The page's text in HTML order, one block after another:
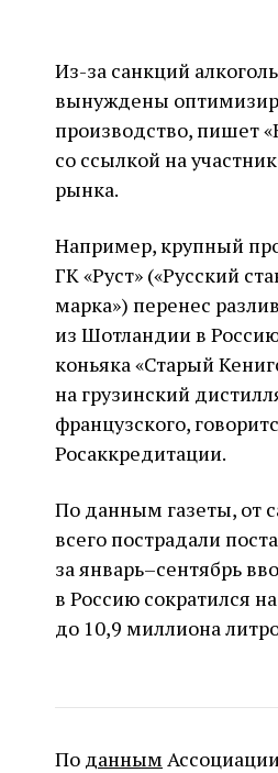
Из-за санкций
вынуждены
производство, пишет
со ссылкой на
рынка.
Например, крупный
ГК «Руст» («Русский
марка») перенес
из Шотландии в
коньяка «Старый
на грузинский
французского,
Росаккредитации.
По данным газеты, от
всего пострадали
за январь–сентябрь
в Россию сократился
до 10,9 миллиона
По данным